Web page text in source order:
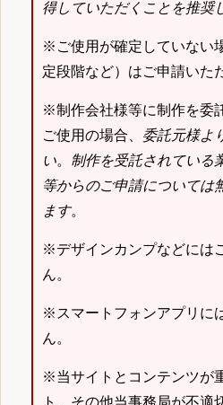
得していただくことを推奨
※ご使用が確定していない
定段階など）はご申請いた
※制作会社様等に制作を委
ご使用の場合、 委託元様よ
い。 制作を受託されている
等からのご申請については
ます。
※デザインカンプなどには
ん。
※スマートフォンアプリに
ん。
※当サイトとコンテンツが
ト、その他当事務局が不適